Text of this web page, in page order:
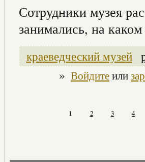
Сотрудники музея
занимались, на
краеведческий музей
» Войдитеили
1 2 3 4